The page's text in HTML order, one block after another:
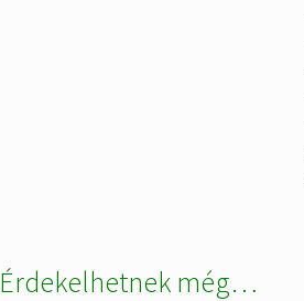
Érdekelhetnek még…